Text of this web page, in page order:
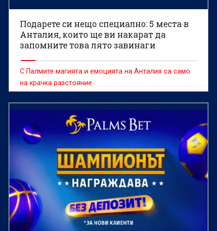
Подарете си нещо специално: 5 места в
Анталия, които ще ви накарат да
запомните това лято завинаги
С Палмите магията и емоцията на Анталия са само
на крачка разстояние